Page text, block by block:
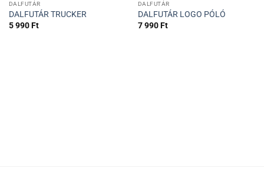
DALFUTÁR
DALFUTÁR TRUCKER
5 990Ft
DALFUTÁR
DALFUTÁR LOGO PÓLÓ
7 990Ft